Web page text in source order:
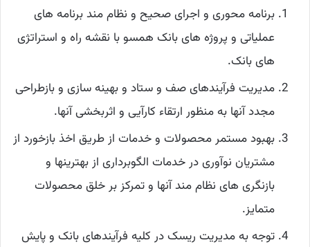
برنامه محوری و اجرای صحیح و نظام مند برنامه های
عملیاتی و پروژه های بانک همسو با نقشه راه و استراتژی
های بانک.
مدیریت فرآیندهای صف و ستاد و بهینه سازی و بازطراحی
مجدد آنها به منظور ارتقاء کارآیی و اثربخشی آنها.
بهبود مستمر محصولات و خدمات از طریق اخذ بازخورد از
مشتریان نوآوری در خدمات الگوبرداری از بهترینها و
بازنگری های نظام مند آنها و تمرکز بر خلق محصولات
متمایز.
توجه به مدیریت ریسک در کلیه فرآیندهای بانک و پایش